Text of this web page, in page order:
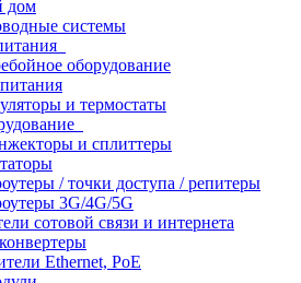
дом
системы
оборудование
и термостаты
и сплиттеры
/ точки доступа / репитеры
3G/4G/5G
сотовой связи и интернета
Ethernet, PoE